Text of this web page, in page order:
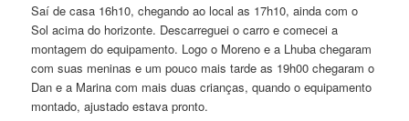
Saí de casa 16h10, chegando ao local as 17h10, ainda com o
Sol acima do horizonte. Descarreguei o carro e comecei a
montagem do equipamento. Logo o Moreno e a Lhuba chegaram
com suas meninas e um pouco mais tarde as 19h00 chegaram o
Dan e a Marina com mais duas crianças, quando o equipamento
montado, ajustado estava pronto.